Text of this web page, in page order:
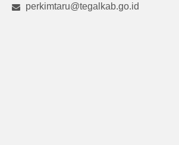
perkimtaru@tegalkab.go.id